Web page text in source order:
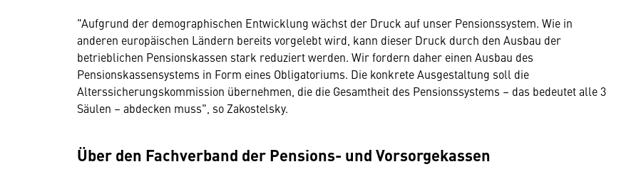
"Aufgrund der demographischen Entwicklung wächst der Druck auf unser Pensionssystem. Wie in
anderen europäischen Ländern bereits vorgelebt wird, kann dieser Druck durch den Ausbau der
betrieblichen Pensionskassen stark reduziert werden. Wir fordern daher einen Ausbau des
Pensionskassensystems in Form eines Obligatoriums. Die konkrete Ausgestaltung soll die
Alterssicherungskommission übernehmen, die die Gesamtheit des Pensionssystems – das bedeutet alle 3
Säulen – abdecken muss", so Zakostelsky.
Über den Fachverband der Pensions- und Vorsorgekassen